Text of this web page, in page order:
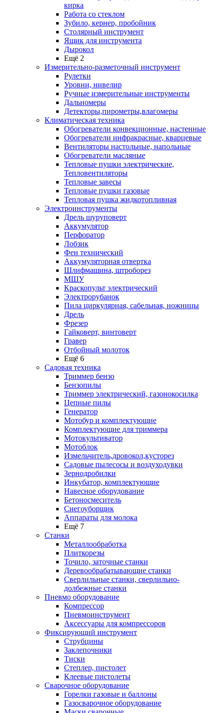
кирка
Работа со стеклом
Зубило, кернер, пробойник
Столярный инструмент
Ящик для инструмента
Дырокол
Ещё 2
Измерительно-разметочный инструмент
Рулетки
Уровни, нивелир
Ручные измерительные инструменты
Дальномеры
Детекторы,пирометры,влагомеры
Климатическая техника
Обогреватели конвекционные, настенные
Обогреватели инфракрасные, кварцевые
Вентиляторы настольные, напольные
Обогреватели масляные
Тепловые пушки электрические,
Тепловентиляторы
Тепловые завесы
Тепловые пушки газовые
Тепловая пушка жидкотопливная
Электроинструменты
Дрель шуруповерт
Аккумулятор
Перфоратор
Лобзик
Фен технический
Аккумуляторная отвертка
Шлифмашина, штроборез
МШУ
Краскопульт электрический
Электрорубанок
Пила циркулярная, сабельная, ножницы
Дрель
Фрезер
Гайковерт, винтоверт
Гравер
Отбойный молоток
Ещё 6
Садовая техника
Триммер бензо
Бензопилы
Триммер электрический, газонокосилка
Цепные пилы
Генератор
Мотобур и комплектующие
Комплектующие для триммера
Мотокультиватор
Мотоблок
Измельчитель,дровокол,кусторез
Садовые пылесосы и воздуходувки
Зернодробилки
Инкубатор, комплектующие
Навесное оборудование
Бетоносмеситель
Снегоуборщик
Аппараты для молока
Ещё 7
Станки
Металлообработка
Плиткорезы
Точило, заточные станки
Деревообрабатывающие станки
Сверлильные станки, сверлильно-
долбежные станки
Пневмо оборудование
Компрессор
Пневмоинструмент
Аксессуары для компрессоров
Фиксирующий инструмент
Струбцины
Заклепочники
Тиски
Степлер, пистолет
Клеевые пистолеты
Сварочное оборудование
Горелки газовые и баллоны
Газосварочное оборудование